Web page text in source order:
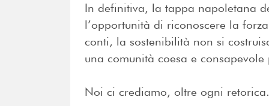
In definitiva, la tappa napoletana
l’opportunità di riconoscere la
conti, la sostenibilità non si
una comunità coesa e
Noi ci crediamo, oltre ogni retorica.